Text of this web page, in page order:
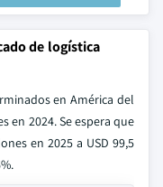
de logística
en América del
en 2024. Se espera que
en 2025 a USD 99,5